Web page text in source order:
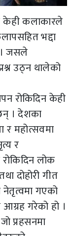
कलाकारले
भद्दा
। जसले
उठ्न थालेको
रोकिदिन केही
। देशका
र महोत्सवमा
र
लोक
दोहोरी गीत
नेतृत्वमा गएको
आग्रह गरेको हो ।
प्रहसनमा